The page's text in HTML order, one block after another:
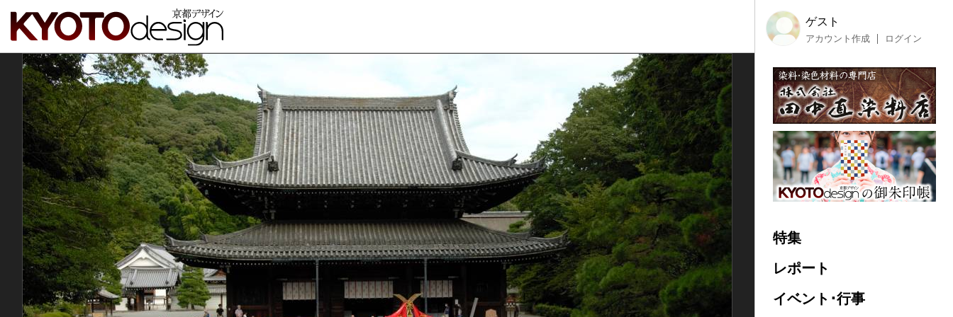
ゲスト
アカウント作成 ログイン
特集
レポート
イベント･行事